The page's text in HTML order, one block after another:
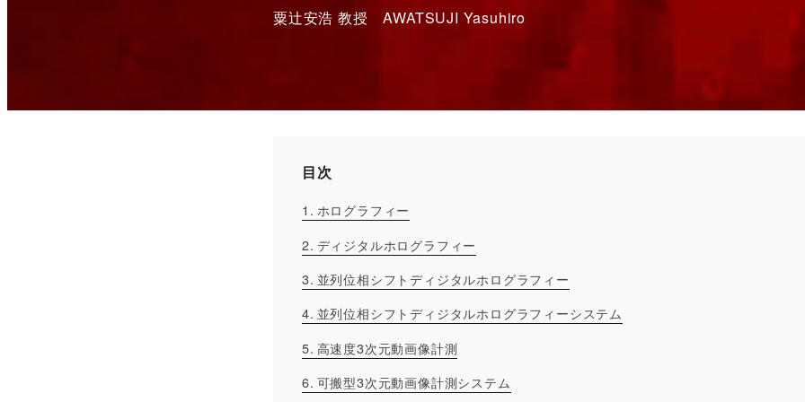
粟辻安浩 教授 AWATSUJI Yasuhiro
目次
ホログラフィー
ディジタルホログラフィー
並列位相シフトディジタルホログラフィー
並列位相シフトディジタルホログラフィーシステム
高速度3次元動画像計測
可搬型3次元動画像計測システム